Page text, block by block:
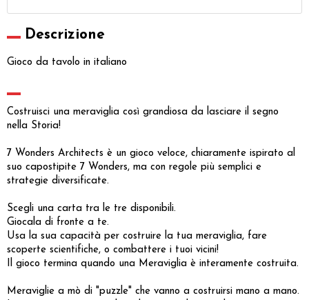
Descrizione
Gioco da tavolo in italiano
Costruisci una meraviglia così grandiosa da lasciare il segno
nella Storia!
7 Wonders Architects è un gioco veloce, chiaramente ispirato al
suo capostipite 7 Wonders, ma con regole più semplici e
strategie diversificate.
Scegli una carta tra le tre disponibili.
Giocala di fronte a te.
Usa la sua capacità per costruire la tua meraviglia, fare
scoperte scientifiche, o combattere i tuoi vicini!
Il gioco termina quando una Meraviglia è interamente costruita.
Meraviglie a mò di "puzzle" che vanno a costruirsi mano a mano.